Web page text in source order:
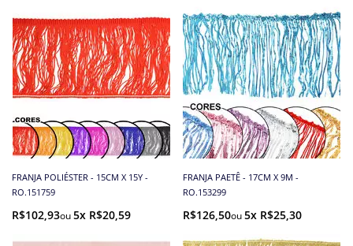
FRANJA POLIÉSTER - 15CM X 15Y -
RO.151759
R$102,93 5x R$20,59
FRANJA PAETÊ - 17CM X 9M -
RO.153299
R$126,50 5x R$25,30